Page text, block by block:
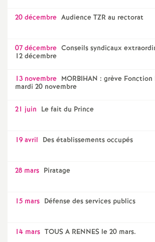
20 décembre Audience TZR au rectorat
07 décembre Conseils syndicaux
12 décembre
13 novembre MORBIHAN : grève
mardi 20 novembre
21 juin Le fait du Prince
19 avril Des établissements occupés
28 mars Piratage
15 mars Défense des services publics
14 mars TOUS A RENNES le 20 mars.